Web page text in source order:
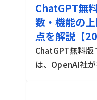
ChatGPT無
数・機能の
点を解説【
ChatGPT無料
は、OpenAI社